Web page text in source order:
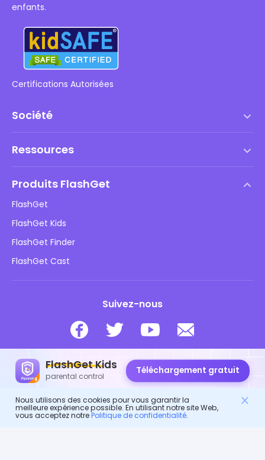
FlashGet Kids
parental control
Téléchargement gratuit
de protection de l'enfant.
enfants.
Certifications Autorisées
Société
Politique DMCA
Politique de confidentialité
Politiques publicitaires
Ne vendez pas mes informations
Ressources
Blog
Sécurité des enfants en ligne
Télécharger
Produits FlashGet
FlashGet
FlashGet Kids
FlashGet Finder
FlashGet Cast
Suivez-nous
© 2026 Hong Kong FlashGet Network Technology Co., Ltd.
Nous utilisons des cookies pour vous garantir la
meilleure expérience possible. En utilisant notre site Web,
vous acceptez notrePolitique de confidentialité.